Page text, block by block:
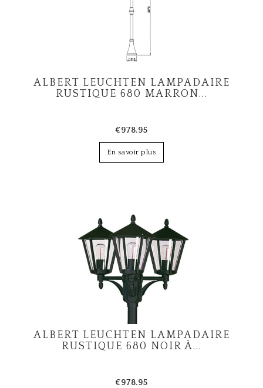
ALBERT LEUCHTEN LAMPADAIRE
RUSTIQUE 680 MARRON...
€978.95
En savoir plus
ALBERT LEUCHTEN LAMPADAIRE
RUSTIQUE 680 NOIR À...
€978.95